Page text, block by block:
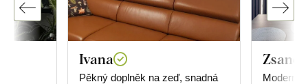
Ivana
Pěkný doplněk na zeď, snadná
Moderní,